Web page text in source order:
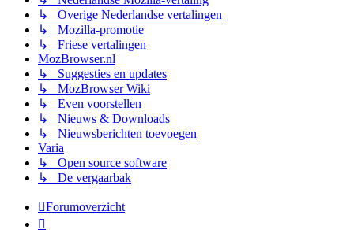
↳ Overige Nederlandse vertalingen
↳ Mozilla-promotie
↳ Friese vertalingen
MozBrowser.nl
↳ Suggesties en updates
↳ MozBrowser Wiki
↳ Even voorstellen
↳ Nieuws & Downloads
↳ Nieuwsberichten toevoegen
Varia
↳ Open source software
↳ De vergaarbak
Forumoverzicht